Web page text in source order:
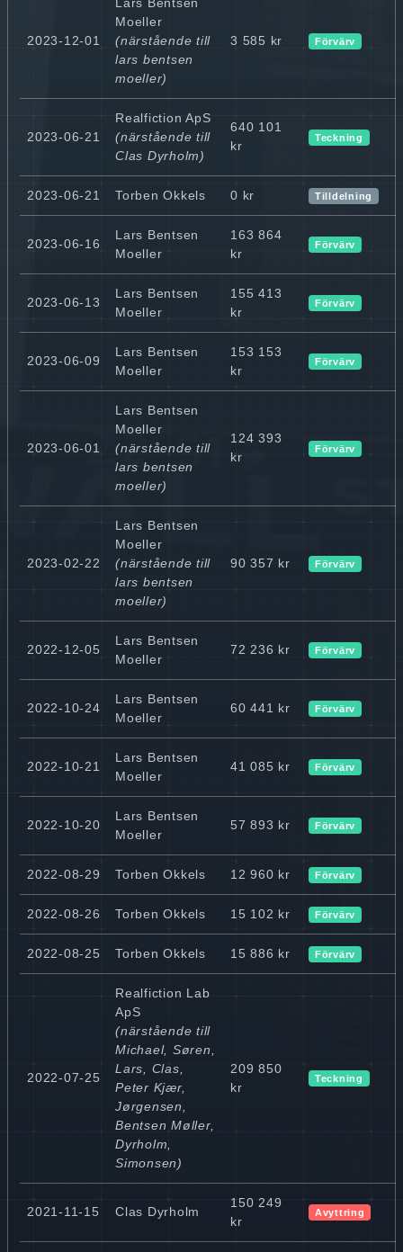
2023-12-01
Moeller
(närstående till
lars bentsen
moeller)
3 585 kr Förvärv
2023-06-21
Realfiction ApS
(närstående till
Clas Dyrholm)
640 101
kr
Teckning
2023-06-21 Torben Okkels 0 kr Tilldelning
2023-06-16
Lars Bentsen
Moeller
163 864
kr
Förvärv
2023-06-13
Lars Bentsen
Moeller
155 413
kr
Förvärv
2023-06-09
Lars Bentsen
Moeller
153 153
kr
Förvärv
2023-06-01
Lars Bentsen
Moeller
(närstående till
lars bentsen
moeller)
124 393
kr
Förvärv
2023-02-22
Lars Bentsen
Moeller
(närstående till
lars bentsen
moeller)
90 357 kr Förvärv
2022-12-05
Lars Bentsen
Moeller
72 236 kr Förvärv
2022-10-24
Lars Bentsen
Moeller
60 441 kr Förvärv
2022-10-21
Lars Bentsen
Moeller
41 085 kr Förvärv
2022-10-20
Lars Bentsen
Moeller
57 893 kr Förvärv
2022-08-29 Torben Okkels 12 960 kr Förvärv
2022-08-26 Torben Okkels 15 102 kr Förvärv
2022-08-25 Torben Okkels 15 886 kr Förvärv
2022-07-25
Realfiction Lab
ApS
(närstående till
Michael, Søren,
Lars, Clas,
Peter Kjær,
Jørgensen,
Bentsen Møller,
Dyrholm,
Simonsen)
209 850
kr
Teckning
2021-11-15 Clas Dyrholm
150 249
kr
Avyttring